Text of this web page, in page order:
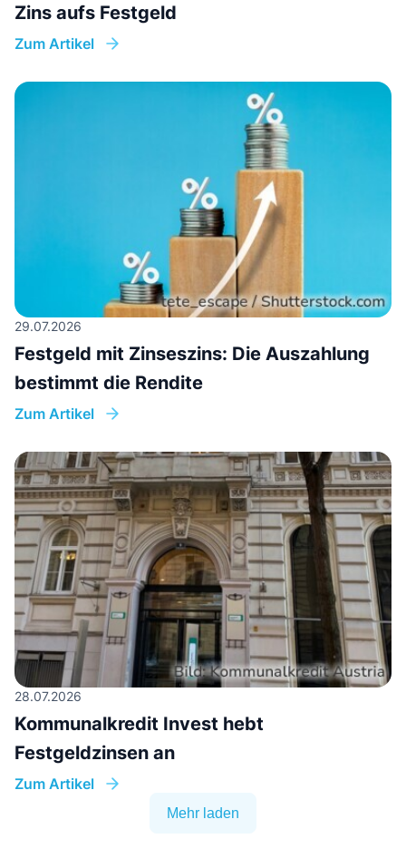
Zins aufs Festgeld
Zum Artikel
29.07.2026
Festgeld mit Zinseszins: Die Auszahlung
bestimmt die Rendite
Zum Artikel
28.07.2026
Kommunalkredit Invest hebt
Festgeldzinsen an
Zum Artikel
Mehr laden